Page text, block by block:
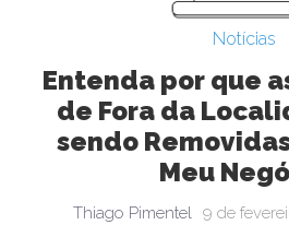
Notícias
Entenda por que
de Fora da
sendo
Meu
Thiago Pimentel 9 de